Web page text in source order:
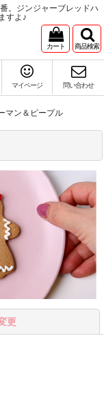
。ジンジャーブレッドハ
すよ♪
カート 商品検索
マイページ 問い合わせ
マン＆ピープル
更